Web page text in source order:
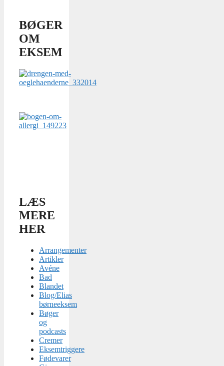
BØGER
OM
EKSEM
LÆS
MERE
HER
Arrangementer
Artikler
Avéne
Bad
Blandet
Blog/Elias
børneeksem
Bøger
og
podcasts
Cremer
Eksemtriggere
Fødevarer